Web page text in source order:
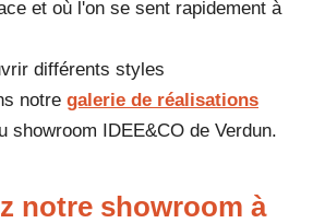
et où l'on se sent rapidement à
différents styles
notre galerie de réalisations
showroom IDEE&CO de Verdun.
notre showroom à